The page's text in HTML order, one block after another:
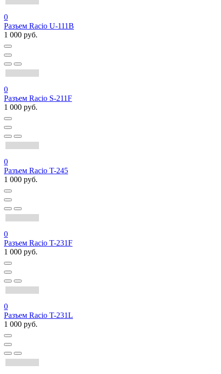
0
Разъем Racio U-111B
1 000 руб.
0
Разъем Racio S-211F
1 000 руб.
0
Разъем Racio T-245
1 000 руб.
0
Разъем Racio T-231F
1 000 руб.
0
Разъем Racio T-231L
1 000 руб.